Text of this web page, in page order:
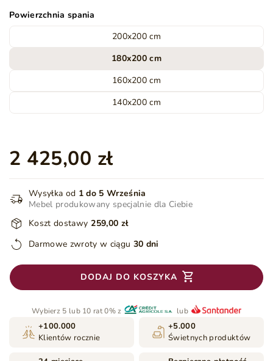
Powierzchnia spania
200x200 cm
180x200 cm
160x200 cm
140x200 cm
2 425,00 zł
Wysyłka od 1 do 5 Września
Mebel produkowany specjalnie dla Ciebie
Koszt dostawy 259,00 zł
Darmowe zwroty w ciągu 30 dni
DODAJ DO KOSZYKA
Wybierz 5 lub 10 rat 0% z lub
+100.000
Klientów rocznie
+5.000
Świetnych produktów